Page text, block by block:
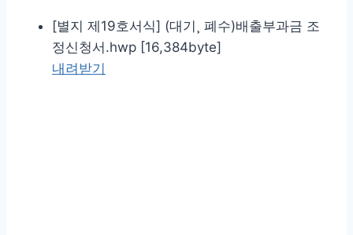
[별지 제19호서식] (대기¸ 폐수)배출부과금 조
정신청서.hwp [16,384byte]
내려받기